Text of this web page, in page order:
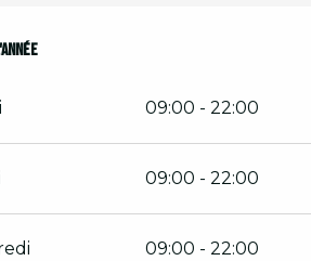
09:00 - 22:00
09:00 - 22:00
09:00 - 22:00